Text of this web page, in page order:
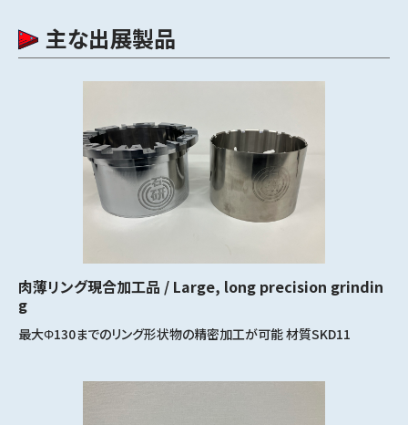
主な出展製品
肉薄リング現合加工品 / Large, long precision grindin
g
最大Φ130までのリング形状物の精密加工が可能 材質SKD11